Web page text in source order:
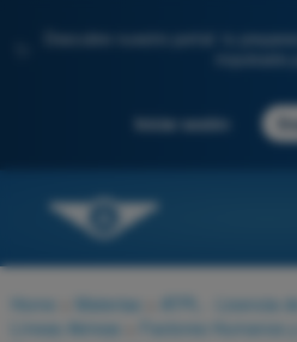
Descubre nuestro portal: tu
Iniciar sesión
Home Materias
ATPL - Licencia
Líneas Aéreas
Factores Humanos